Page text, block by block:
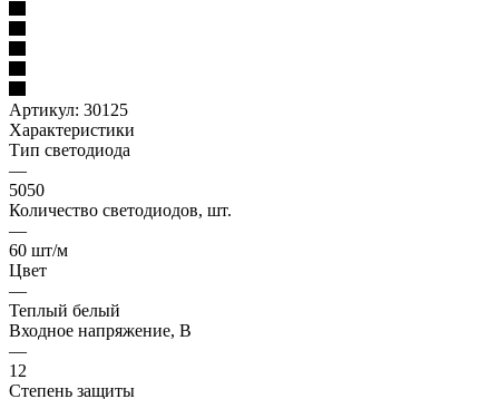
Артикул: 30125
Характеристики
Тип светодиода
—
5050
Количество светодиодов, шт.
—
60 шт/м
Цвет
—
Теплый белый
Входное напряжение, В
—
12
Степень защиты